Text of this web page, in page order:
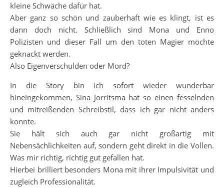
kleine Schwäche dafür hat.
Aber ganz so schön und zauberhaft wie es klingt, ist es
dann doch nicht. Schließlich sind Mona und Enno
Polizisten und dieser Fall um den toten Magier möchte
geknackt werden.
Also Eigenverschulden oder Mord?
In die Story bin ich sofort wieder wunderbar
hineingekommen, Sina Jorritsma hat so einen fesselnden
und mitreißenden Schreibstil, dass ich gar nicht anders
konnte.
Sie hält sich auch gar nicht großartig mit
Nebensächlichkeiten auf, sondern geht direkt in die Vollen.
Was mir richtig, richtig gut gefallen hat.
Hierbei brilliert besonders Mona mit ihrer Impulsivität und
zugleich Professionalität.